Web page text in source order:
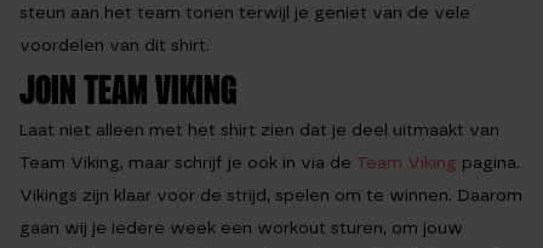
steun aan het team tonen terwijl je geniet van de vele
voordelen van dit shirt.
JOIN TEAM VIKING
Laat niet alleen met het shirt zien dat je deel uitmaakt van
Team Viking, maar schrijf je ook in via de Team Viking pagina.
Vikings zijn klaar voor de strijd, spelen om te winnen. Daarom
gaan wij je iedere week een workout sturen, om jouw